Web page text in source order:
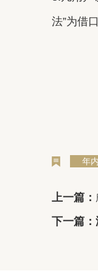
法”为借
年内
上一篇：
下一篇：